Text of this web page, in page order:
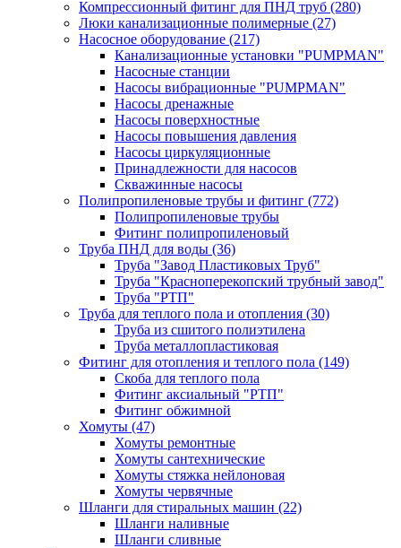
Компрессионный фитинг для ПНД труб (280)
Люки канализационные полимерные (27)
Насосное оборудование (217)
Канализационные установки "PUMPMAN"
Насосные станции
Насосы вибрационные "PUMPMAN"
Насосы дренажные
Насосы поверхностные
Насосы повышения давления
Насосы циркуляционные
Принадлежности для насосов
Скважинные насосы
Полипропиленовые трубы и фитинг (772)
Полипропиленовые трубы
Фитинг полипропиленовый
Труба ПНД для воды (36)
Труба "Завод Пластиковых Труб"
Труба "Красноперекопский трубный завод"
Труба "РТП"
Труба для теплого пола и отопления (30)
Труба из сшитого полиэтилена
Труба металлопластиковая
Фитинг для отопления и теплого пола (149)
Скоба для теплого пола
Фитинг аксиальный "РТП"
Фитинг обжимной
Хомуты (47)
Хомуты ремонтные
Хомуты сантехнические
Хомуты стяжка нейлоновая
Хомуты червячные
Шланги для стиральных машин (22)
Шланги наливные
Шланги сливные